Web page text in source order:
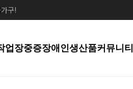
구!
업장중증장애인생산품커뮤니티